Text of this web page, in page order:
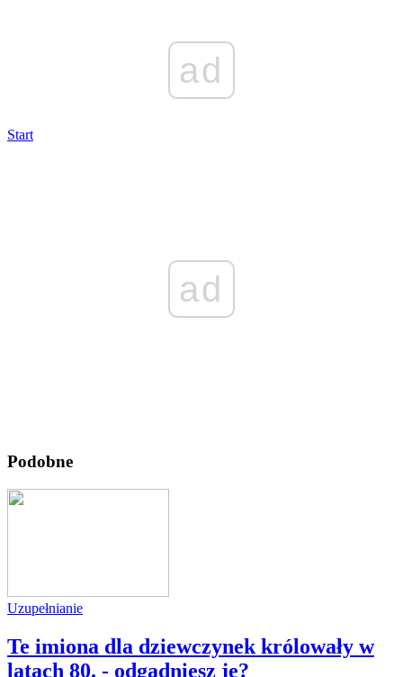
ad
Start
ad
Podobne
Uzupełnianie
Te imiona dla dziewczynek królowały w
latach 80. - odgadniesz je?